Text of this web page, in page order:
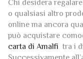
Chi desidera
o qualsiasi altro
online ma ancora
può acquistare
carta di Amalfi
tra i